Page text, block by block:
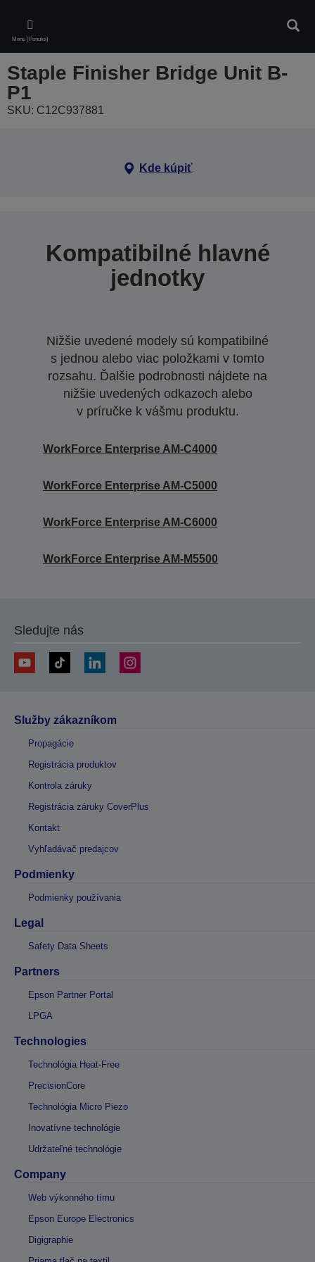
main
content
Menu (Ponuka)
Staple Finisher Bridge Unit B-
P1
SKU: C12C937881
Kde kúpiť
Kompatibilné hlavné
jednotky
Nižšie uvedené modely sú kompatibilné
s jednou alebo viac položkami v tomto
rozsahu. Ďalšie podrobnosti nájdete na
nižšie uvedených odkazoch alebo
v príručke k vášmu produktu.
WorkForce Enterprise AM-C4000
WorkForce Enterprise AM-C5000
WorkForce Enterprise AM-C6000
WorkForce Enterprise AM-M5500
Sledujte nás
Služby zákazníkom
Propagácie
Registrácia produktov
Kontrola záruky
Registrácia záruky CoverPlus
Kontakt
Vyhľadávač predajcov
Podmienky
Podmienky používania
Legal
Safety Data Sheets
Partners
Epson Partner Portal
LPGA
Technologies
Technológia Heat-Free
PrecisionCore
Technológia Micro Piezo
Inovatívne technológie
Udržateľné technológie
Company
Web výkonného tímu
Epson Europe Electronics
Digigraphie